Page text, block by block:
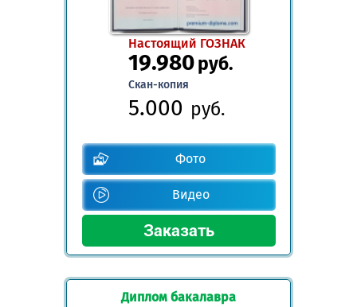
Настоящий ГОЗНАК
19.980руб.
Скан-копия
5.000 руб.
Фото
Видео
Диплом бакалавра